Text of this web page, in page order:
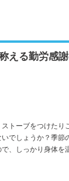
える勤労感謝
トーブをつけたり
でしょうか？季節
、しっかり身体を